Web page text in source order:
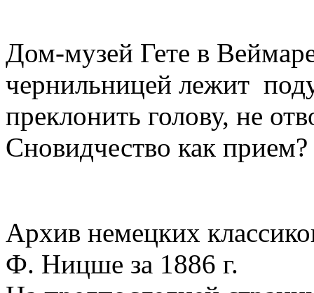
Дом-музей Гете в
чернильницей лежит
преклонить голову, не
Сновидчество как прием?
Архив немецких
Ф. Ницше за 1886 г.